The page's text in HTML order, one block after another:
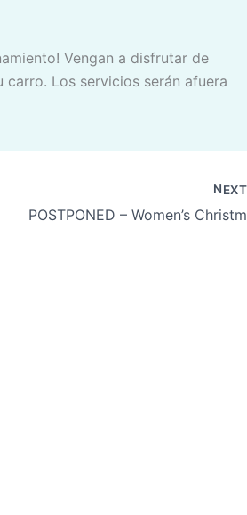
Los servicios serán afuera
NEXT
POSTPONED – Women’s Christmas Dinner – Evento Navideño de Mujeres